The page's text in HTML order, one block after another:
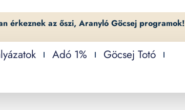
érkeznek az őszi, Aranyló Göcsej programok!
Adó 1%
Göcsej Totó